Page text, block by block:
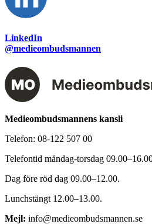
LinkedIn
@medieombudsmannen
Medieombudsmannens kansli
Telefon: 08-122 507 00
Telefontid måndag-torsdag
Dag före röd dag 09.00–12.00.
Lunchstängt 12.00–13.00.
Mejl: info@medieombudsmannen.se